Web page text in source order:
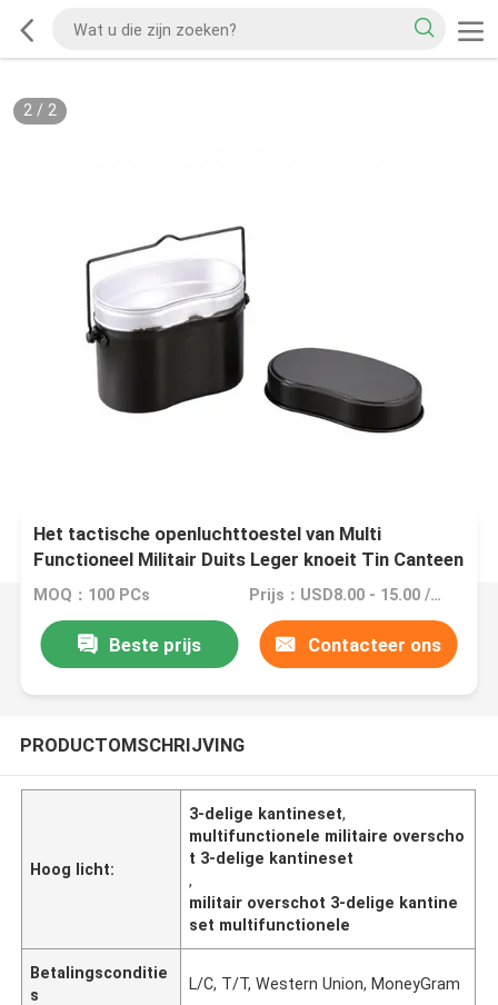
2/ 2
Het tactische openluchttoestel van Multi
Functioneel Militair Duits Leger knoeit Tin Canteen
MOQ：100 PCs Prijs：USD8.00 - 15.00 / Pcs
Beste prijs Contacteer ons
PRODUCTOMSCHRIJVING
Hoog licht:
3-delige kantineset,
multifunctionele militaire overscho
t 3-delige kantineset
,
militair overschot 3-delige kantine
set multifunctionele
Betalingsconditie
s
L/C, T/T, Western Union, MoneyGram